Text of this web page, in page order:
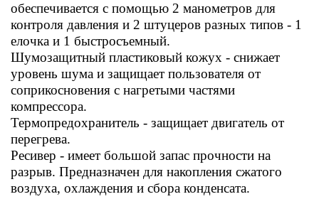
обеспечивается с помощью 2 манометров для
контроля давления и 2 штуцеров разных типов - 1
елочка и 1 быстросъемный.
Шумозащитный пластиковый кожух - снижает
уровень шума и защищает пользователя от
соприкосновения с нагретыми частями
компрессора.
Термопредохранитель - защищает двигатель от
перегрева.
Ресивер - имеет большой запас прочности на
разрыв. Предназначен для накопления сжатого
воздуха, охлаждения и сбора конденсата.